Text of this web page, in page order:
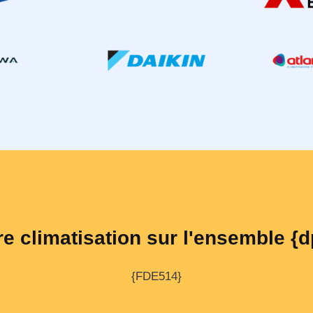
climatisation sur l'ensemble
{FDE514}